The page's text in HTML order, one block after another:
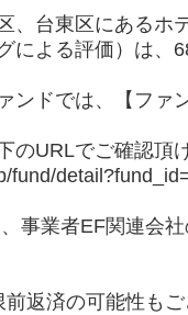
、台東区にあるホ
による評価）は、
ンドでは、【ファ
のURLでご確認頂
fund/
事業者EF関連会
返済の可能性もご